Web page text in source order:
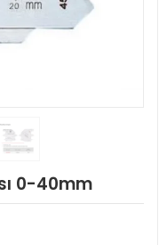
0-40mm